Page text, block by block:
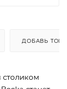
ДОБАВЬ